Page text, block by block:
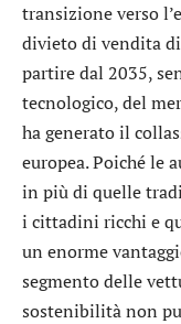
transizione verso
divieto di vendita
partire dal 2035,
tecnologico, del
ha generato il
europea. Poiché le
in più di quelle
i cittadini ricchi e
un enorme
segmento delle
sostenibilità non